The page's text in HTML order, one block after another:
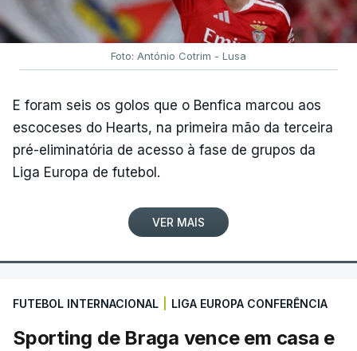
Foto: António Cotrim - Lusa
E foram seis os golos que o Benfica marcou aos
escoceses do Hearts, na primeira mão da terceira
pré-eliminatória de acesso à fase de grupos da
Liga Europa de futebol.
VER MAIS
FUTEBOL INTERNACIONAL LIGA EUROPA CONFERÊNCIA
Sporting de Braga vence em casa e